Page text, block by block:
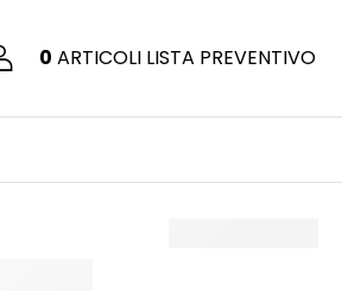
0 ARTICOLI LISTA PREVENTIVO